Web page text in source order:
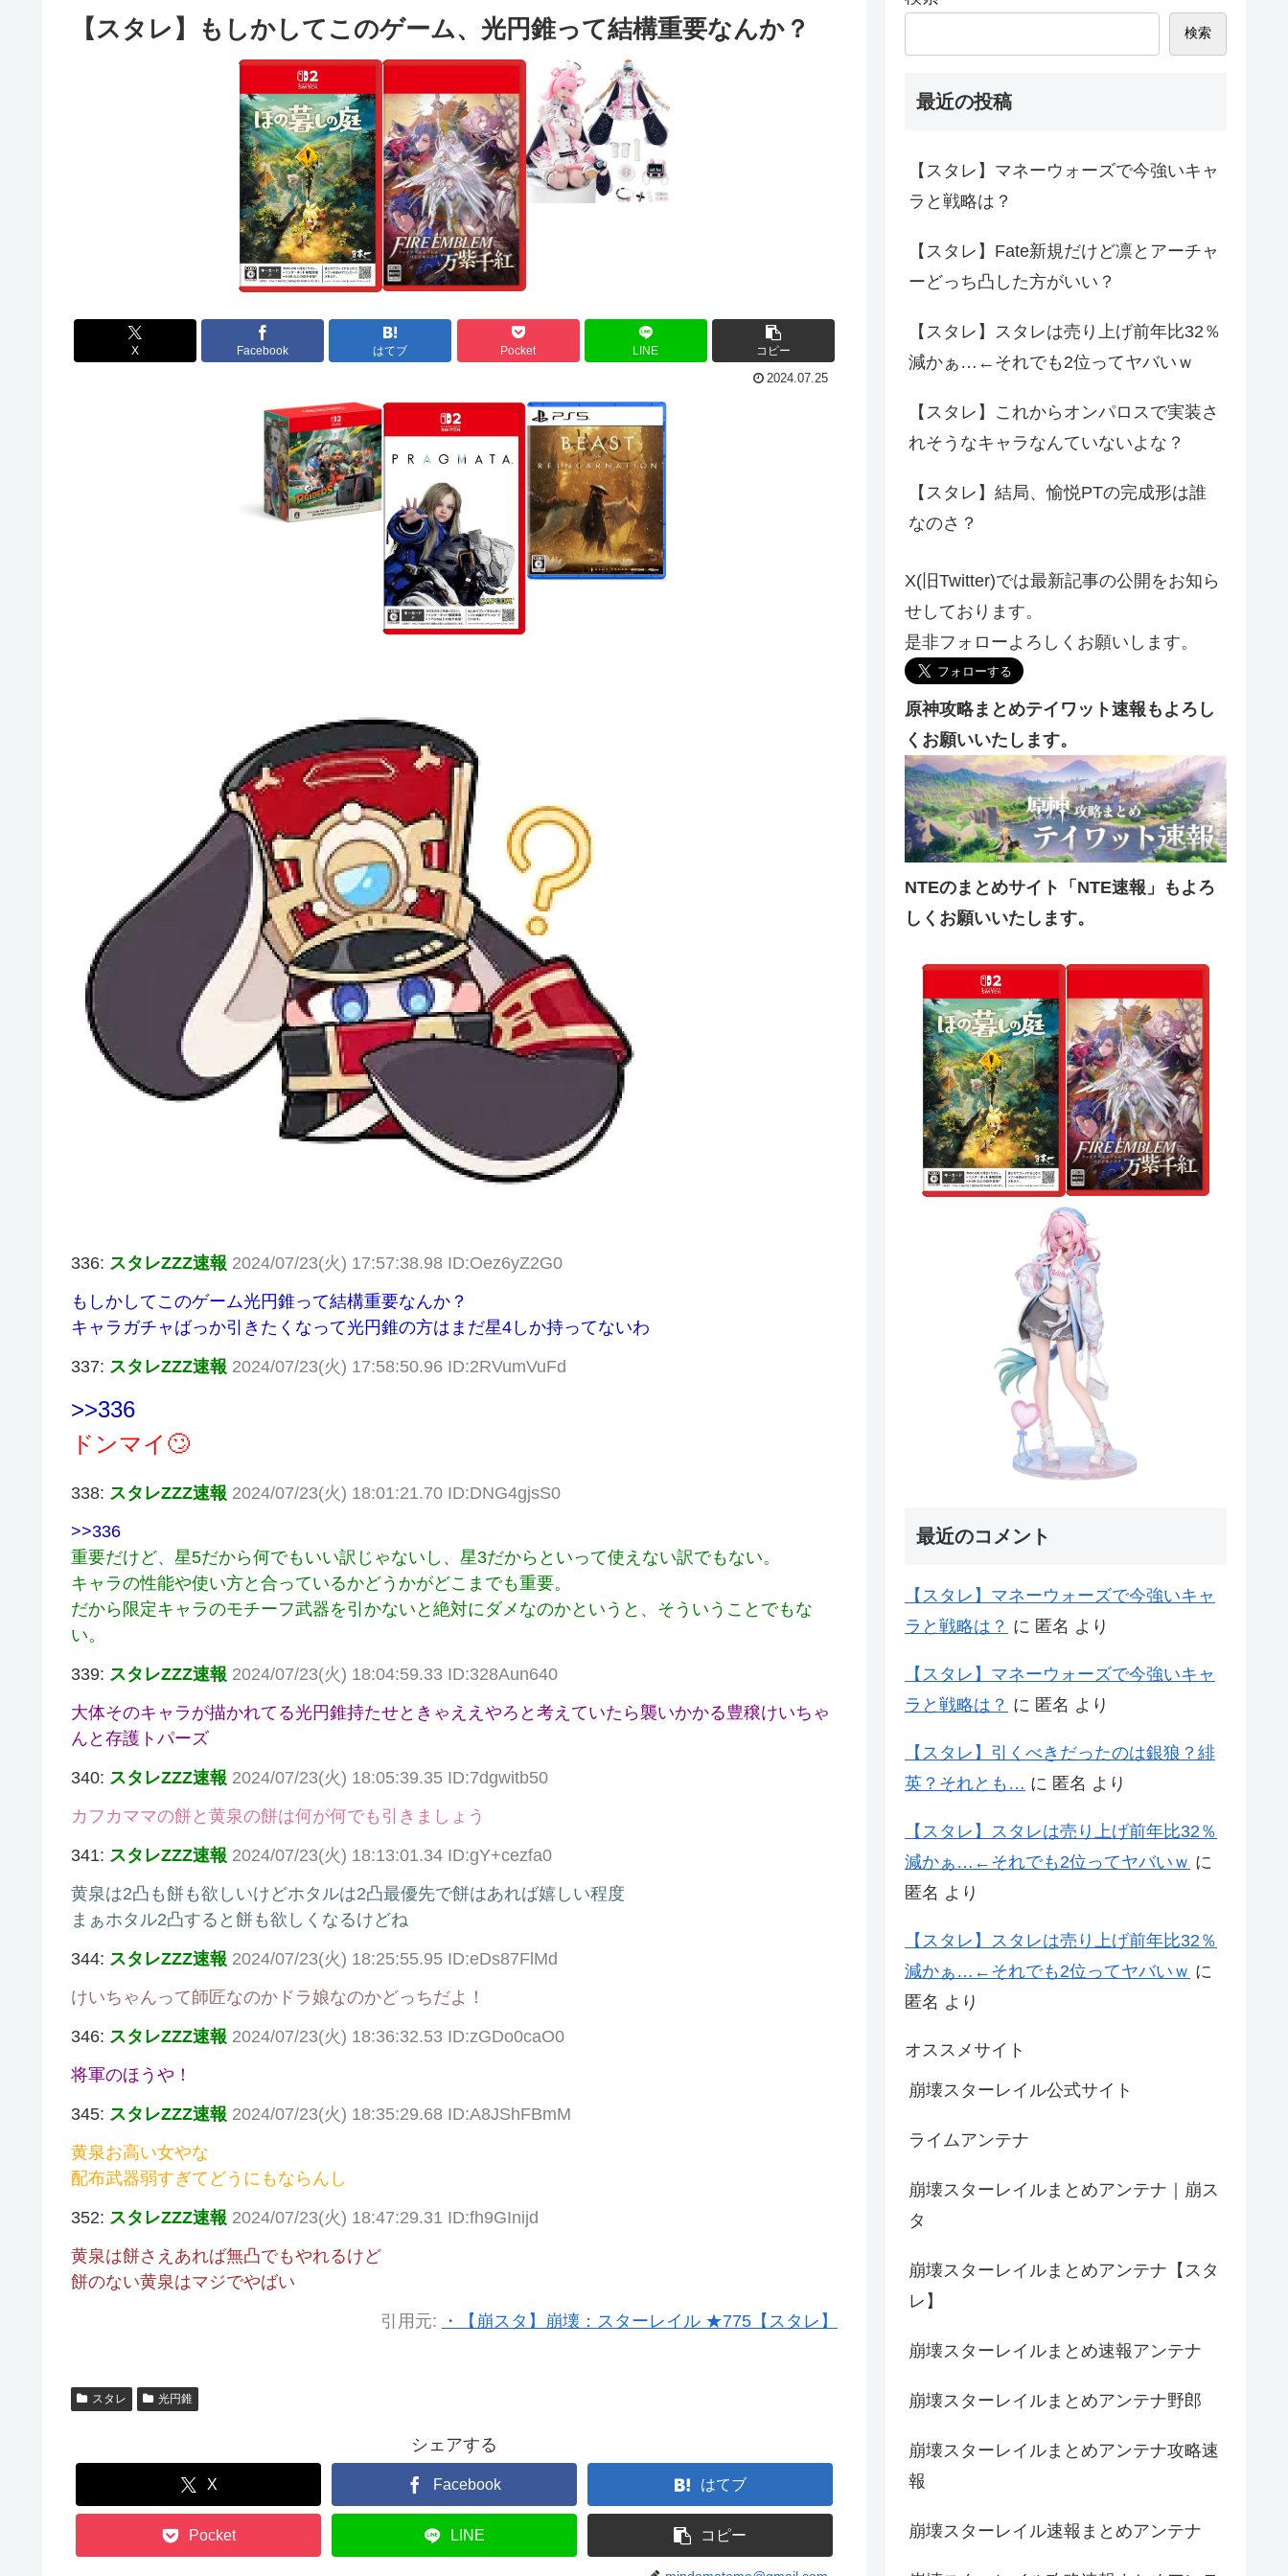
【スタレ】もしかしてこのゲーム、光円錐って結構重要なんか？
X Facebook はてブ Pocket LINE コピー
2024.07.25
336: スタレZZZ速報 2024/07/23(火) 17:57:38.98 ID:Oez6yZ2G0
もしかしてこのゲーム光円錐って結構重要なんか？
キャラガチャばっか引きたくなって光円錐の方はまだ星4しか持ってないわ
337: スタレZZZ速報 2024/07/23(火) 17:58:50.96 ID:2RVumVuFd
>>336
ドンマイ🙄
338: スタレZZZ速報 2024/07/23(火) 18:01:21.70 ID:DNG4gjsS0
>>336
重要だけど、星5だから何でもいい訳じゃないし、星3だからといって使えない訳でもない。
キャラの性能や使い方と合っているかどうかがどこまでも重要。
だから限定キャラのモチーフ武器を引かないと絶対にダメなのかというと、そういうことでもな
い。
339: スタレZZZ速報 2024/07/23(火) 18:04:59.33 ID:328Aun640
大体そのキャラが描かれてる光円錐持たせときゃええやろと考えていたら襲いかかる豊穣けいちゃ
んと存護トパーズ
340: スタレZZZ速報 2024/07/23(火) 18:05:39.35 ID:7dgwitb50
カフカママの餅と黄泉の餅は何が何でも引きましょう
341: スタレZZZ速報 2024/07/23(火) 18:13:01.34 ID:gY+cezfa0
黄泉は2凸も餅も欲しいけどホタルは2凸最優先で餅はあれば嬉しい程度
まぁホタル2凸すると餅も欲しくなるけどね
344: スタレZZZ速報 2024/07/23(火) 18:25:55.95 ID:eDs87FlMd
けいちゃんって師匠なのかドラ娘なのかどっちだよ！
346: スタレZZZ速報 2024/07/23(火) 18:36:32.53 ID:zGDo0caO0
将軍のほうや！
345: スタレZZZ速報 2024/07/23(火) 18:35:29.68 ID:A8JShFBmM
黄泉お高い女やな
配布武器弱すぎてどうにもならんし
352: スタレZZZ速報 2024/07/23(火) 18:47:29.31 ID:fh9GInijd
黄泉は餅さえあれば無凸でもやれるけど
餅のない黄泉はマジでやばい
引用元: ・【崩スタ】崩壊：スターレイル ★775【スタレ】
スタレ 光円錐
シェアする
X Facebook はてブ
Pocket LINE コピー
検索
最近の投稿
【スタレ】マネーウォーズで今強いキャ
ラと戦略は？
【スタレ】Fate新規だけど凛とアーチャ
ーどっち凸した方がいい？
【スタレ】スタレは売り上げ前年比32％
減かぁ…←それでも2位ってヤバいｗ
【スタレ】これからオンパロスで実装さ
れそうなキャラなんていないよな？
【スタレ】結局、愉悦PTの完成形は誰
なのさ？
X(旧Twitter)では最新記事の公開をお知ら
せしております。
是非フォローよろしくお願いします。
原神攻略まとめテイワット速報もよろし
くお願いいたします。
NTEのまとめサイト「NTE速報」もよろ
しくお願いいたします。
最近のコメント
【スタレ】マネーウォーズで今強いキャ
ラと戦略は？ に 匿名 より
【スタレ】マネーウォーズで今強いキャ
ラと戦略は？ に 匿名 より
【スタレ】引くべきだったのは銀狼？緋
英？それとも… に 匿名 より
【スタレ】スタレは売り上げ前年比32％
減かぁ…←それでも2位ってヤバいｗ に
匿名 より
【スタレ】スタレは売り上げ前年比32％
減かぁ…←それでも2位ってヤバいｗ に
匿名 より
オススメサイト
崩壊スターレイル公式サイト
ライムアンテナ
崩壊スターレイルまとめアンテナ｜崩ス
タ
崩壊スターレイルまとめアンテナ【スタ
レ】
崩壊スターレイルまとめ速報アンテナ
崩壊スターレイルまとめアンテナ野郎
崩壊スターレイルまとめアンテナ攻略速
報
崩壊スターレイル速報まとめアンテナ